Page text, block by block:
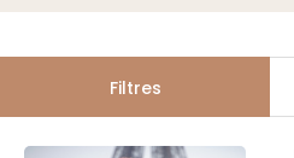
Filtres